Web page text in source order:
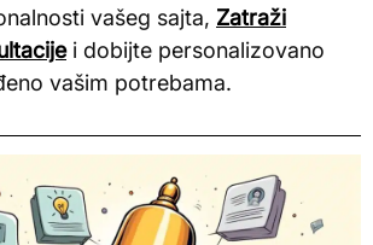
vašeg sajta, Zatraži
i dobijte personalizovano
vašim potrebama.